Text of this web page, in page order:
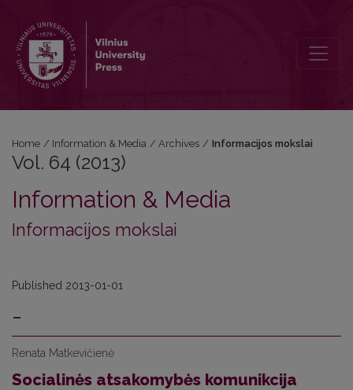
Home / Information & Media / Archives / Informacijos mokslai
Vol. 64 (2013)
Information & Media
Informacijos mokslai
Published 2013-01-01
-
Renata Matkevičienė
Socialinės atsakomybės komunikcija